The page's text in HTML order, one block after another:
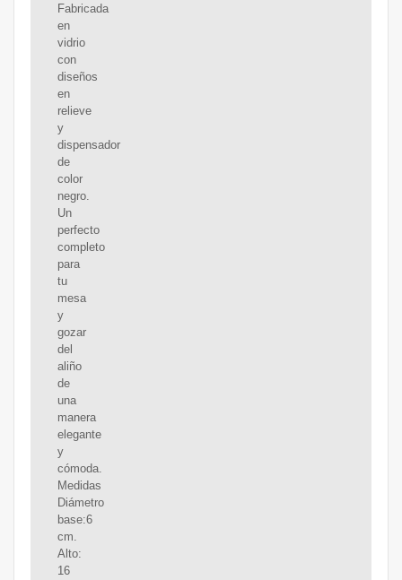
Fabricada
en
vidrio
con
diseños
en
relieve
y
dispensador
de
color
negro.
Un
perfecto
completo
para
tu
mesa
y
gozar
del
aliño
de
una
manera
elegante
y
cómoda.
Medidas
Diámetro
base:6
cm.
Alto:
16